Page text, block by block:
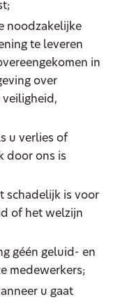
noodzakelijke
te leveren
in
over
u verlies of
door ons is
schadelijk is voor
of het welzijn
géén geluid- en
medewerkers;
u gaat